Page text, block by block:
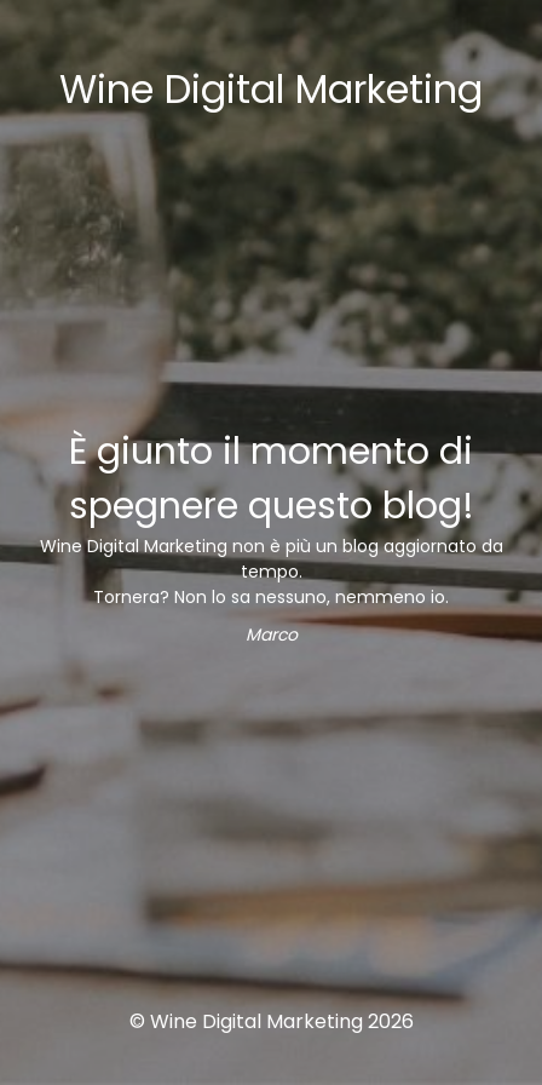
Wine Digital Marketing
È giunto il momento di
spegnere questo blog!
Wine Digital Marketing non è più un blog aggiornato da
tempo.
Tornera? Non lo sa nessuno, nemmeno io.
Marco
© Wine Digital Marketing 2026